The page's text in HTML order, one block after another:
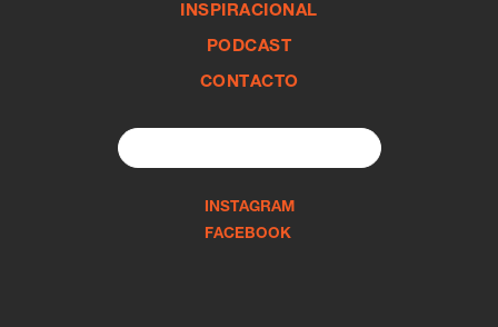
INSPIRACIONAL
PODCAST
CONTACTO
for:
INSTAGRAM
FACEBOOK